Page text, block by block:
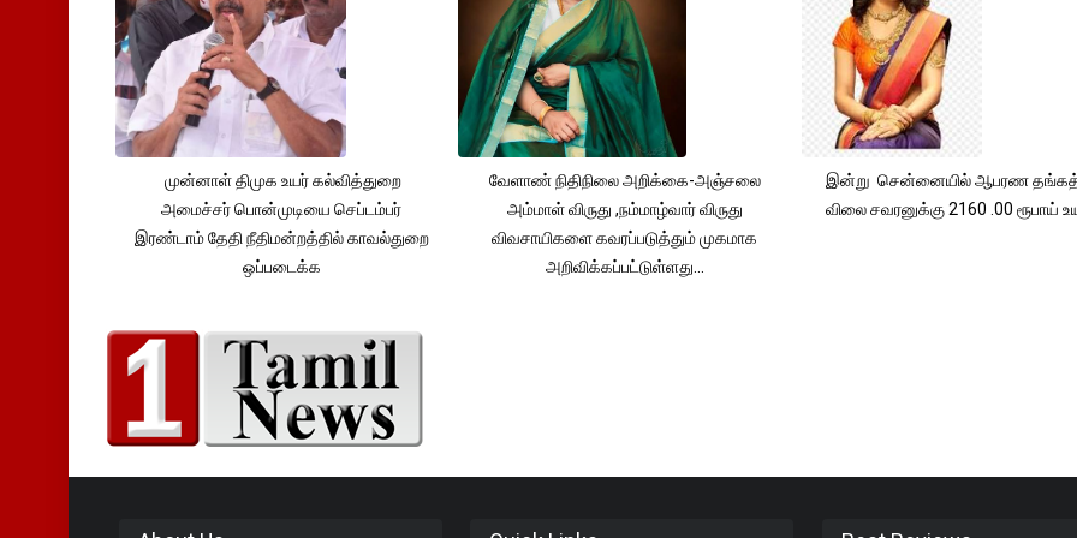
முன்னாள் திமுக உயர் கல்வித்துறை
அமைச்சர் பொன்முடியை செப்டம்பர்
இரண்டாம் தேதி நீதிமன்றத்தில் காவல்துறை
ஒப்படைக்க
வேளாண் நிதிநிலை அறிக்கை-அஞ்சலை
அம்மாள் விருது ,நம்மாழ்வார் விருது
விவசாயிகளை கவரப்படுத்தும் முகமாக
அறிவிக்கப்பட்டுள்ளது...
இன்று சென்னையில் ஆபரண
விலை சவரனுக்கு 2160 .00 ரூபாய்